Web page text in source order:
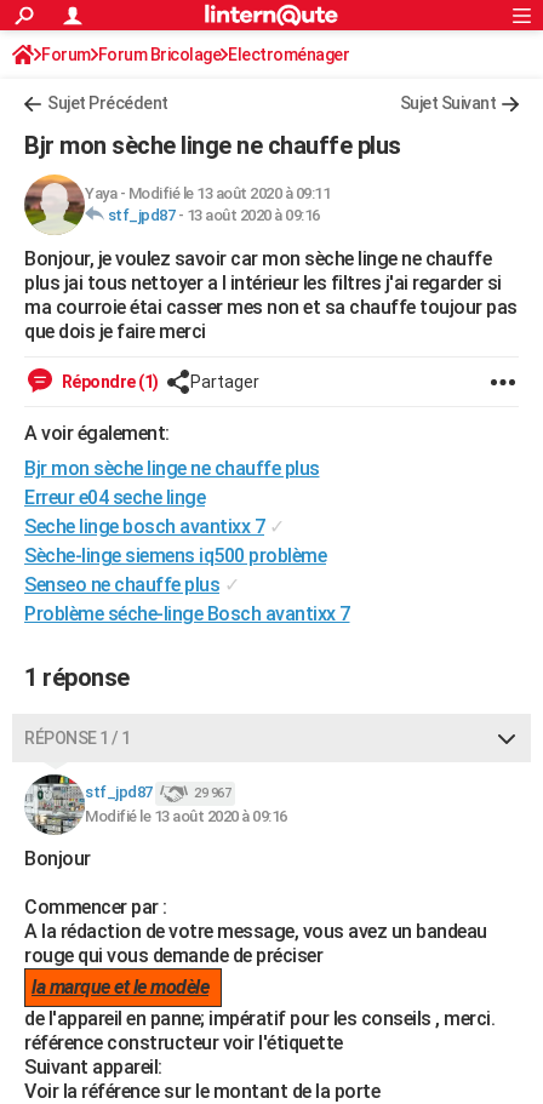
ACTUALITÉS
Politique
Société
Faits Divers
Education
Monde
Villes
+
FINANCE
Retraite
Impôts
Epargne
Immobilier
Risques naturels par ville
Banque
Assurance
Crédit
AUTO
Essais
Réserver un essai
Citadines
Berlines
SUV
Forum auto
+HIGH-TECH
Mobiles
Meilleur smartphone
Internet
Ordinateurs
Jeux vidéo
Guide high-tech
+BRICOLAGE
Forum
Aménagement intérieur
Extérieur
Cuisine
Salle de bains
Jardinage
Rangement
WEEK-END
LIFESTYLE
Art de vivre
Bien-être
Loisirs
Mode
Modes de vie
SANTE
Alimentation
Guide de la santé
Maladies
Médicaments
Sommeil
VOYAGE
Destinations
City break
Voyage nature
Voyage de noces
Forum
Climat
+PHOTO
GUIDES D'ACHAT
BONS PLANS
Dictionnaire
Biographies
Citations
Expressions
Proverbes
PROGRAMME TV
COPAINS D'AVANT
S'inscrire
Se connecter
Lycées
Collèges
Primaires
Universités
Entreprises
Service militaire
Avis de recherche
AVIS DE DÉCÈS
FORUM
Bricolage
Lifestyle
Culture
Sport
Auto
Television
Voyage
Cinema
S'inscrire
Connexion
Forum Forum Bricolage Electroménager
Sujet Précédent Sujet Suivant
Bjr mon sèche linge ne chauffe plus
Yaya- Modifié le 13 août 2020 à 09:11
stf_jpd87- 13 août 2020 à 09:16
Bonjour, je voulez savoir car mon sèche linge ne chauffe
plus jai tous nettoyer a l intérieur les filtres j'ai regarder si
ma courroie étai casser mes non et sa chauffe toujour pas
que dois je faire merci
Répondre (1) Partager
A voir également:
Bjr mon sèche linge ne chauffe plus
Erreur e04 seche linge
Seche linge bosch avantixx 7 ✓
Sèche-linge siemens iq500 problème
Senseo ne chauffe plus ✓
Problème séche-linge Bosch avantixx 7
1 réponse
RÉPONSE 1 / 1
stf_jpd87 29 967
Modifié le 13 août 2020 à 09:16
Bonjour
Commencer par :
A la rédaction de votre message, vous avez un bandeau
rouge qui vous demande de préciser
la marque et le modèle
de l'appareil en panne; impératif pour les conseils , merci.
référence constructeur voir l'étiquette
Suivant appareil:
Voir la référence sur le montant de la porte